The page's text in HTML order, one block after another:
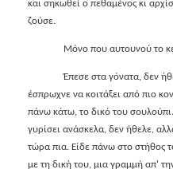
και σηκωθεί ο πεθαμένος κι
ζούσε.
Μόνο που αυτουνού το
Έπεσε στα γόνατα, δεν
έσπρωχνε να κοιτάξει από πιο
πάνω κάτω, το δικό του
γυρίσει ανάσκελα, δεν ήθελε,
τώρα πια. Είδε πάνω στο στήθος
με τη δική του, μια γραμμή απ'